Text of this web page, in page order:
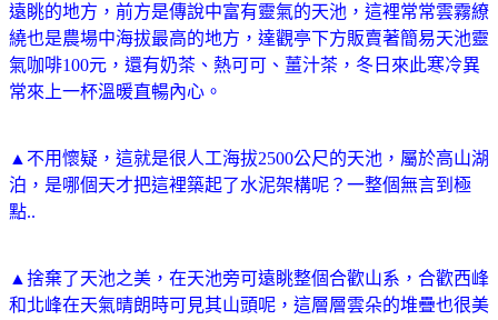
遠眺的地方，前方是傳說中富有靈氣的天池，這裡常常雲霧繚
繞也是農場中海拔最高的地方，達觀亭下方販賣著簡易天池靈
氣咖啡100元，還有奶茶、熱可可、薑汁茶，冬日來此寒冷異
常來上一杯溫暖直暢內心。
▲不用懷疑，這就是很人工海拔2500公尺的天池，屬於高山湖
泊，是哪個天才把這裡築起了水泥架構呢？一整個無言到極
點..
▲捨棄了天池之美，在天池旁可遠眺整個合歡山系，合歡西峰
和北峰在天氣晴朗時可見其山頭呢，這層層雲朵的堆疊也很美